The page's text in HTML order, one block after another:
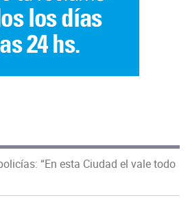
“En esta Ciudad el vale todo